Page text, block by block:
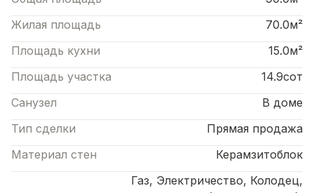
Жилая площадь
70.0м²
Площадь кухни
15.0м²
Площадь участка
14.9сот
Санузел
В доме
Тип сделки
Прямая продажа
Материал стен
Керамзитоблок
Газ, Электричество, Колодец,